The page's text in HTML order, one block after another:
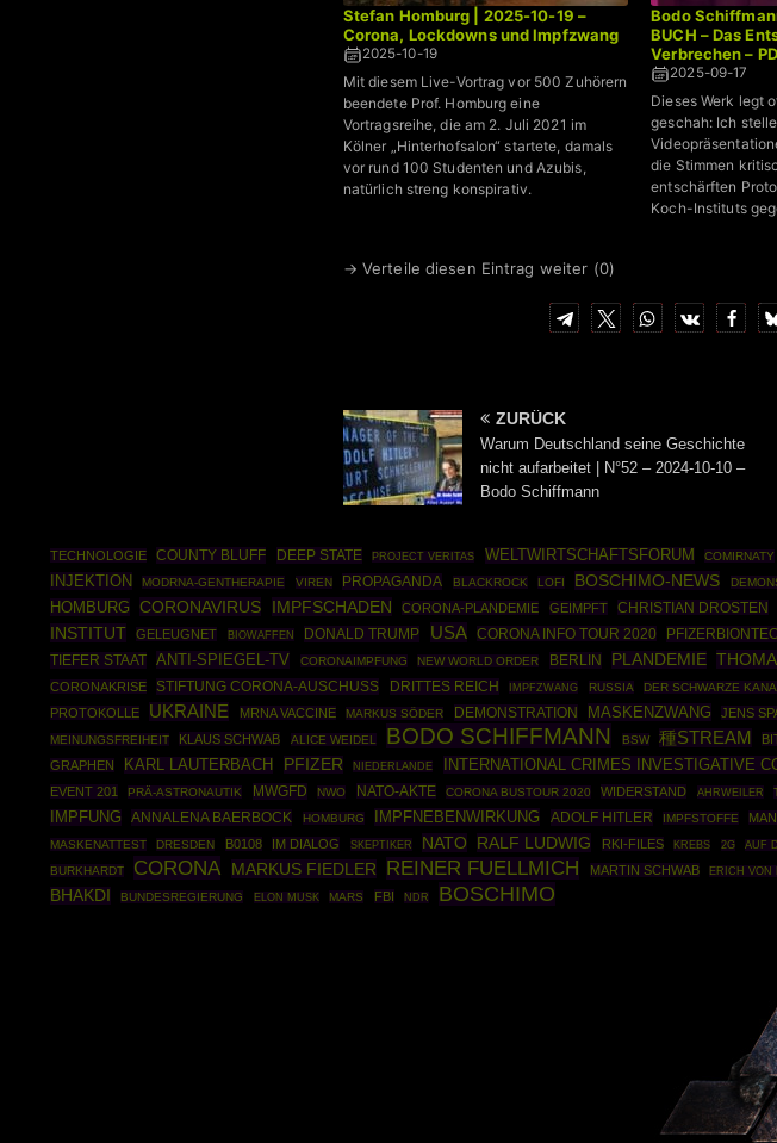
Stefan Homburg | 2025-10-19 –
Corona, Lockdowns und Impfzwang
2025-10-19
Mit diesem Live-Vortrag vor 500 Zuhörern
beendete Prof. Homburg eine
Vortragsreihe, die am 2. Juli 2021 im
Kölner „Hinterhofsalon“ startete, damals
vor rund 100 Studenten und Azubis,
natürlich streng konspirativ.
Bodo
BUCH – Das
Verbrechen –
2025-09-17
Dieses Werk legt
geschah: Ich
die Stimmen
entschärften
Koch-Instituts
→ Verteile diesen Eintrag weiter (0)
ZURÜCK
Warum Deutschland seine Geschichte
nicht aufarbeitet | N°52 – 2024-10-10 –
Bodo Schiffmann
TECHNOLOGIE
COUNTY BLUFF DEEP STATE PROJECT VERITAS WELTWIRTSCHAFTSFORUM COMIRNATY
INJEKTION
MODRNA-GENTHERAPIE VIREN PROPAGANDA BLACKROCK LOFI BOSCHIMO-NEWS
HOMBURG
CORONAVIRUS IMPFSCHADEN CORONA-PLANDEMIE GEIMPFT CHRISTIAN DROSTEN
INSTITUT
GELEUGNET BIOWAFFEN DONALD TRUMP USA CORONA INFO TOUR 2020
TIEFER STAAT ANTI-SPIEGEL-TV CORONAIMPFUNG NEW WORLD ORDER BERLIN PLANDEMIE
CORONAKRISE STIFTUNG CORONA-AUSCHUSS DRITTES REICH IMPFZWANG RUSSIA DER SCHWARZE
PROTOKOLLE
UKRAINE MRNA VACCINE MARKUS SÖDER DEMONSTRATION MASKENZWANG JENS
MEINUNGSFREIHEIT
KLAUS SCHWAB ALICE WEIDEL BODO SCHIFFMANN BSW 種STREAM
GRAPHEN
KARL LAUTERBACH PFIZER NIEDERLANDE INTERNATIONAL CRIMES INVESTIGATIVE
EVENT 201 PRÄ-ASTRONAUTIK MWGFD NWO NATO-AKTE CORONA BUSTOUR 2020 WIDERSTAND AHRWEILER
IMPFUNG ANNALENA BAERBOCK HOMBURG IMPFNEBENWIRKUNG ADOLF HITLER IMPFSTOFFE
MASKENATTEST
DRESDEN B0108 IM DIALOG SKEPTIKER NATO RALF LUDWIG RKI-FILES KREBS 2G AUF
BURKHARDT
CORONA MARKUS FIEDLER REINER FUELLMICH MARTIN SCHWAB ERICH VON
BHAKDI
BUNDESREGIERUNG ELON MUSK MARS FBI NDR BOSCHIMO